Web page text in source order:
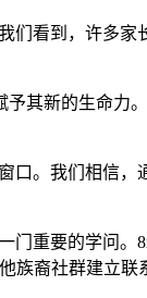
们看到，许多家
其新的生命力
口。我们相信，
重要的学问。
族裔社群建立联